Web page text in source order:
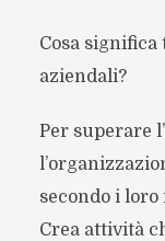
Cosa
aziendali?
Per superare
secondo i
Crea attività